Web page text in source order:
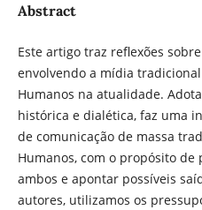
Abstract
Este artigo traz reflexões
envolvendo a mídia
Humanos na atualidade.
histórica e dialética, faz uma
de comunicação de massa
Humanos, com o propósito
ambos e apontar possíveis
autores, utilizamos os